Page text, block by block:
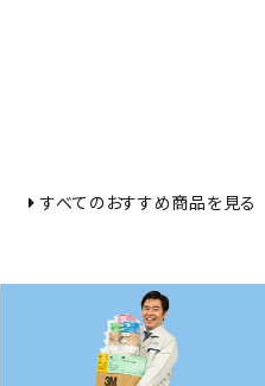
すべてのおすすめ商品を見る